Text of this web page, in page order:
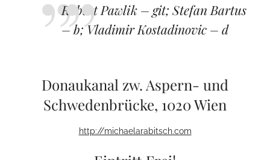
Robert Pawlik – git;Stefan Bartus
– b;Vladimir Kostadinovic – d
Donaukanal zw. Aspern- und
Schwedenbrücke, 1020 Wien
http://michaelarabitsch.com